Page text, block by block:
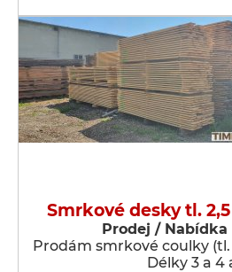
Smrkové desky tl.
Prodej / Nabídka
Prodám smrkové coulky
Délky 3 a 4